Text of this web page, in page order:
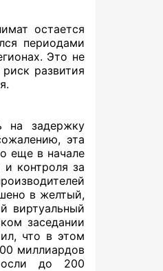
остается
периодами
Это не
развития
на задержку
эта
еще в начале
контроля за
в желтый,
виртуальный
заседании
что в этом
миллиардов
до 200